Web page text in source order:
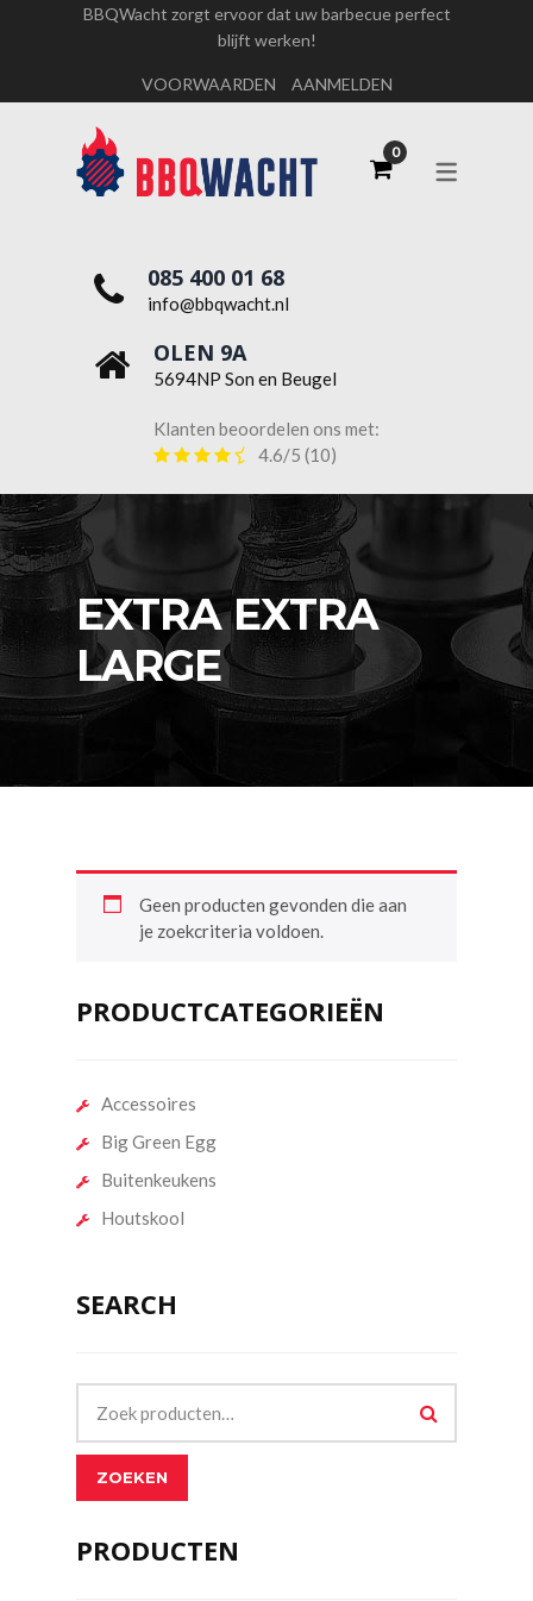
OVER ONS
WERKEN BIJ BBQWACHT
BBQWacht zorgt ervoor dat uw barbecue perfect
blijft werken!
VOORWAARDEN AANMELDEN
085 400 01 68
info@bbqwacht.nl
OLEN 9A
5694NP Son en Beugel
Klanten beoordelen ons met:
4.6/5 (10)
EXTRA EXTRA
LARGE
Geen producten gevonden die aan
je zoekcriteria voldoen.
PRODUCTCATEGORIEËN
Accessoires
Big Green Egg
Buitenkeukens
Houtskool
SEARCH
ZOEKEN
PRODUCTEN